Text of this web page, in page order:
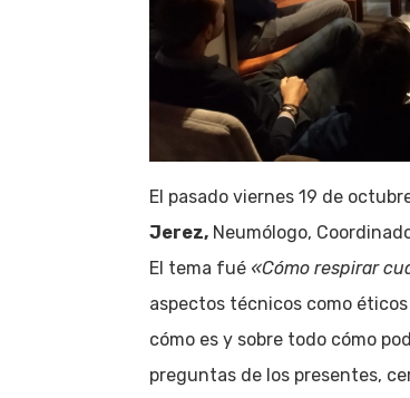
El pasado viernes 19 de
Jerez, Neumólogo,
El tema fué «Cómo respirar
aspectos técnicos como
cómo es y sobre todo cómo
preguntas de los presentes,